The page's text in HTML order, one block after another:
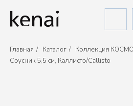
Главная / Каталог / Коллекция
Соусник 5,5 см, Каллисто/Callisto